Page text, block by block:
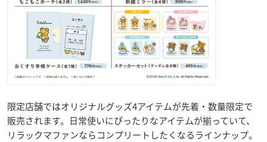
限定店舗ではオリジナルグッズ4アイテムが先着・数量限定で
販売されます。日常使いにぴったりなアイテムが揃っていて、
リラックマファンならコンプリートしたくなるラインナップ。